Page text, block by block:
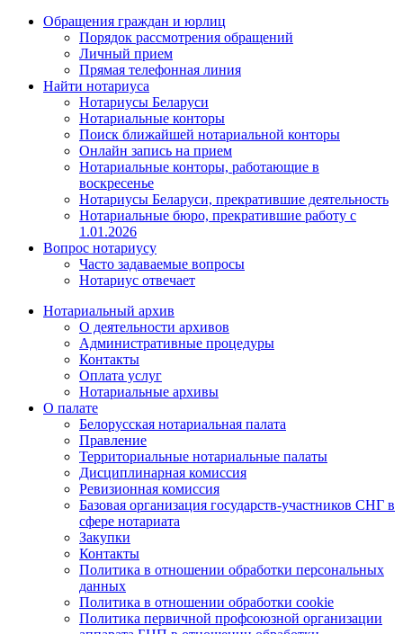
Обращения граждан и юрлиц
Порядок рассмотрения обращений
Личный прием
Прямая телефонная линия
Найти нотариуса
Нотариусы Беларуси
Нотариальные конторы
Поиск ближайшей нотариальной конторы
Онлайн запись на прием
Нотариальные конторы, работающие в
воскресенье
Нотариусы Беларуси, прекратившие деятельность
Нотариальные бюро, прекратившие работу с
1.01.2026
Вопрос нотариусу
Часто задаваемые вопросы
Нотариус отвечает
Нотариальный архив
О деятельности архивов
Административные процедуры
Контакты
Оплата услуг
Нотариальные архивы
О палате
Белорусская нотариальная палата
Правление
Территориальные нотариальные палаты
Дисциплинарная комиссия
Ревизионная комиссия
Базовая организация государств-участников СНГ в
сфере нотариата
Закупки
Контакты
Политика в отношении обработки персональных
данных
Политика в отношении обработки cookie
Политика первичной профсоюзной организации